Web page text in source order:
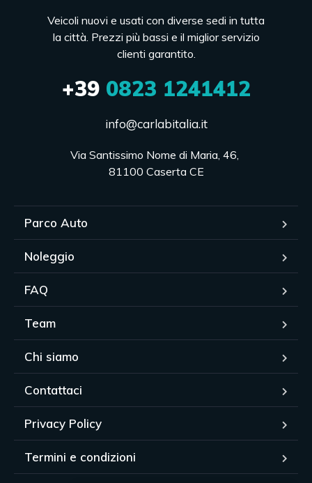
Veicoli nuovi e usati con diverse sedi in tutta
la città. Prezzi più bassi e il miglior servizio
clienti garantito.
+390823 1241412
info@carlabitalia.it
Via Santissimo Nome di Maria, 46,
81100 Caserta CE
Parco Auto
Noleggio
FAQ
Team
Chi siamo
Contattaci
Privacy Policy
Termini e condizioni